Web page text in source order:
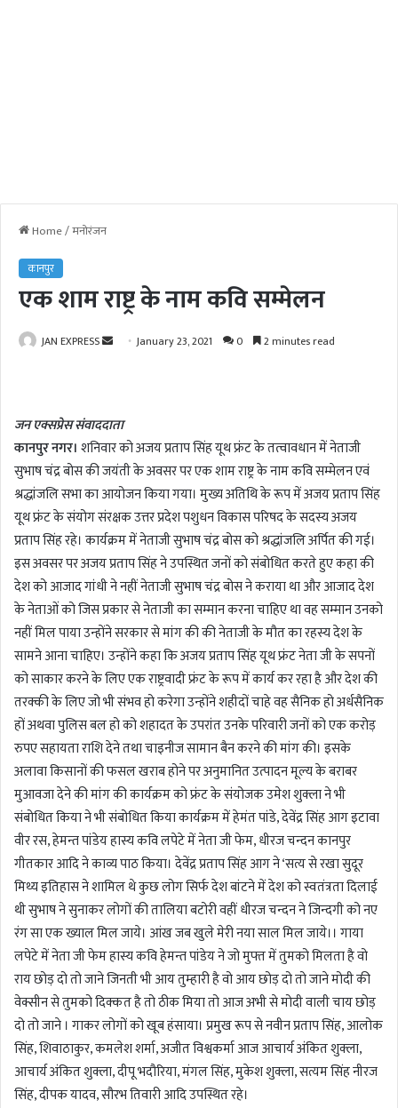
Home/मनोरंजन
कानपुर
एक शाम राष्ट्र के नाम कवि सम्मेलन
JAN EXPRESS
a
n
e
m
a
i
l
January 23, 2021 0 2 minutes read
जन एक्सप्रेस संवाददाता
कानपुर नगर। शनिवार को अजय प्रताप सिंह यूथ फ्रंट के तत्वावधान में नेताजी
सुभाष चंद्र बोस की जयंती के अवसर पर एक शाम राष्ट्र के नाम कवि सम्मेलन एवं
श्रद्धांजलि सभा का आयोजन किया गया। मुख्य अतिथि के रूप में अजय प्रताप सिंह
यूथ फ्रंट के संयोग संरक्षक उत्तर प्रदेश पशुधन विकास परिषद के सदस्य अजय
प्रताप सिंह रहे। कार्यक्रम में नेताजी सुभाष चंद्र बोस को श्रद्धांजलि अर्पित की गई।
इस अवसर पर अजय प्रताप सिंह ने उपस्थित जनों को संबोधित करते हुए कहा की
देश को आजाद गांधी ने नहीं नेताजी सुभाष चंद्र बोस ने कराया था और आजाद देश
के नेताओं को जिस प्रकार से नेताजी का सम्मान करना चाहिए था वह सम्मान उनको
नहीं मिल पाया उन्होंने सरकार से मांग की की नेताजी के मौत का रहस्य देश के
सामने आना चाहिए। उन्होंने कहा कि अजय प्रताप सिंह यूथ फ्रंट नेता जी के सपनों
को साकार करने के लिए एक राष्ट्रवादी फ्रंट के रूप में कार्य कर रहा है और देश की
तरक्की के लिए जो भी संभव हो करेगा उन्होंने शहीदों चाहे वह सैनिक हो अर्धसैनिक
हों अथवा पुलिस बल हो को शहादत के उपरांत उनके परिवारी जनों को एक करोड़
रुपए सहायता राशि देने तथा चाइनीज सामान बैन करने की मांग की। इसके
अलावा किसानों की फसल खराब होने पर अनुमानित उत्पादन मूल्य के बराबर
मुआवजा देने की मांग की कार्यक्रम को फ्रंट के संयोजक उमेश शुक्ला ने भी
संबोधित किया ने भी संबोधित किया कार्यक्रम में हेमंत पांडे, देवेंद्र सिंह आग इटावा
वीर रस, हेमन्त पांडेय हास्य कवि लपेटे में नेता जी फेम, धीरज चन्दन कानपुर
गीतकार आदि ने काव्य पाठ किया। देवेंद्र प्रताप सिंह आग ने ‘सत्य से रखा सुदूर
मिथ्य इतिहास ने शामिल थे कुछ लोग सिर्फ देश बांटने में देश को स्वतंत्रता दिलाई
थी सुभाष ने सुनाकर लोगों की तालिया बटोरी वहीं धीरज चन्दन ने जिन्दगी को नए
रंग सा एक ख्याल मिल जाये। आंख जब खुले मेरी नया साल मिल जाये।। गाया
लपेटे में नेता जी फेम हास्य कवि हेमन्त पांडेय ने जो मुफ्त में तुमको मिलता है वो
राय छोड़ दो तो जाने जिनती भी आय तुम्हारी है वो आय छोड़ दो तो जाने मोदी की
वेक्सीन से तुमको दिक्कत है तो ठीक मिया तो आज अभी से मोदी वाली चाय छोड़
दो तो जाने । गाकर लोगों को खूब हंसाया। प्रमुख रूप से नवीन प्रताप सिंह, आलोक
सिंह, शिवाठाकुर, कमलेश शर्मा, अजीत विश्वकर्मा आज आचार्य अंकित शुक्ला,
आचार्य अंकित शुक्ला, दीपू भदौरिया, मंगल सिंह, मुकेश शुक्ला, सत्यम सिंह नीरज
सिंह, दीपक यादव, सौरभ तिवारी आदि उपस्थित रहे।